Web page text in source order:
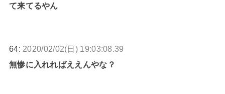
て来てるやん
64: 2020/02/02(日) 19:03:08.39
無惨に入れればええんやな？